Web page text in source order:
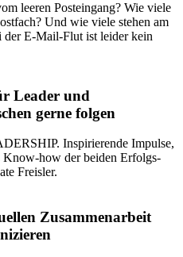
leeren Posteingang? Wie viele
Und wie viele stehen am
der E-Mail-Flut ist leider kein
Leader und
gerne folgen
Inspirierende Impulse,
Know-how der beiden Erfolgs-
Freisler.
Zusammenarbeit